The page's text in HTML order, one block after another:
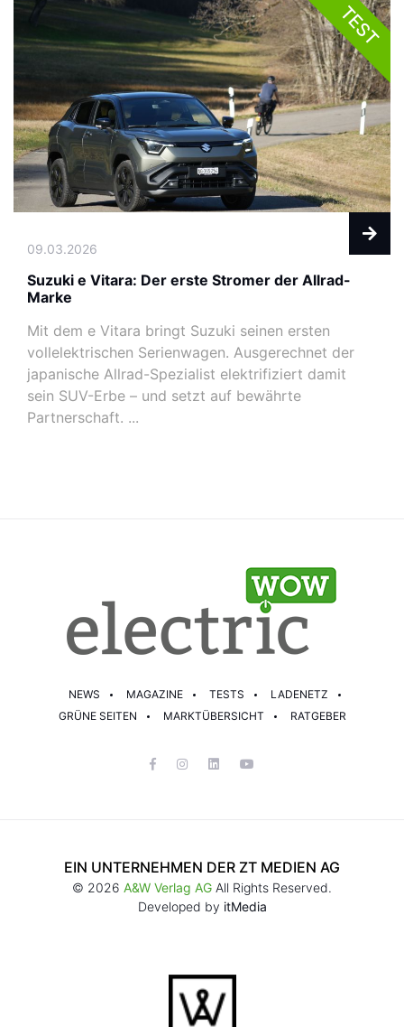
TEST
09.03.2026
Suzuki e Vitara: Der erste Stromer der Allrad-
Marke
Mit dem e Vitara bringt Suzuki seinen ersten
vollelektrischen Serienwagen. Ausgerechnet der
japanische Allrad-Spezialist elektrifiziert damit
sein SUV-Erbe – und setzt auf bewährte
Partnerschaft. ...
NEWS MAGAZINE TESTS
LADENETZ
GRÜNE SEITEN
MARKTÜBERSICHT RATGEBER
EIN UNTERNEHMEN DER ZT MEDIEN AG
© 2026 A&W Verlag AG All Rights Reserved.
Developed by itMedia